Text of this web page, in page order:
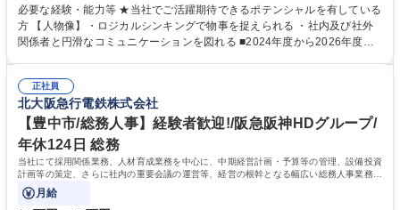
務 ■営業部門の企画スタッフ、ルート営業 【キャリアパス】入社後の配属
ポジションで一定期間ご活躍頂いた後、本人の適性及び将来のキャリアを
鑑みてジョブローテーションを行います。 【育成】OJTでの現場育成や研
表するインフラ企業 #ポテンシャル採用
必要な経験・能力等 ★当社でご活躍期待できるポテンシャルを有している
方 【人物像】・ロジカルシンキングで物事を捉えられる ・社内及び社外
関係者と円滑なコミュニケーションを図れる ■2024年度から2026年度ま
72.html ■エネルギーセキュリティの不安定化や気候変動による自然災害の
甚大化など、これまで以上に社会課題解決の重要性が高まっています。
「未来の日常」の創造に向けて持続可能な社会の実現に貢献してまいりま
す。 学歴・資格 学歴：大学院 大学 語学力： 資格：
正社員
北大阪急行電鉄株式会社
【豊中市/総務人事】経験者歓迎!/阪急阪神HDグループ/
年休124日 総務
当社にて採用関係業務、人材育成業務を中心に、中期経営計画・予算等の管理、設備投資
計画等の策定、さらに社内の重要会議の運営等、経営の根幹となる幅広い総務人事業務全
般を担当していただきます。
月給